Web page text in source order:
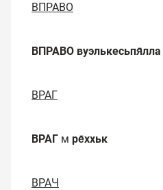
ВПРАВО
ВПРАВО вуэлькесьпя̄лла
ВРАГ
ВРАГ м ре̄ххьк
ВРАЧ